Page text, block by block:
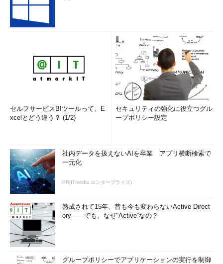
セルフサービスBIツールって、E
xcelとどう違う？ (1/2)
セキュリティの強化に役立つグル
ープポリシー設定
社内データを扱えないAIを卒業 アプリ横断検索で
一元化
PR(ITmedia エンタープライズ)
熟成されて15年、昔も今も変わらないActive Direct
ory――でも、なぜ“Active”なの？
グループポリシーでアプリケーションの実行を制御